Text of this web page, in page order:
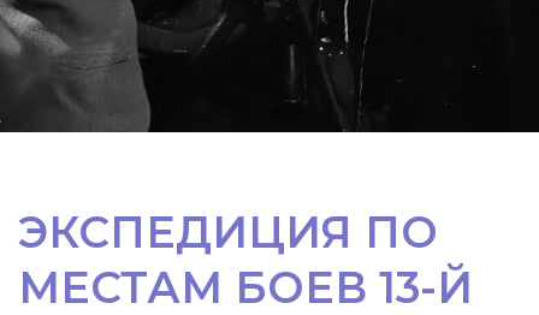
ЭКСПЕДИЦИЯ ПО
МЕСТАМ БОЕВ 13-Й